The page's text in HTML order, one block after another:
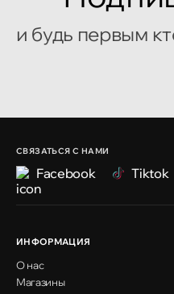
и будь первым
СВЯЗАТЬСЯ С НАМИ
Facebook Tiktok
ИНФОРМАЦИЯ
О нас
Магазины